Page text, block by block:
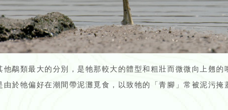
他鷸類最大的分別，是牠那較大的體型和粗壯而微微向上翹
由於牠偏好在潮間帶泥灘覓食，以致牠的「青腳」常被泥污掩